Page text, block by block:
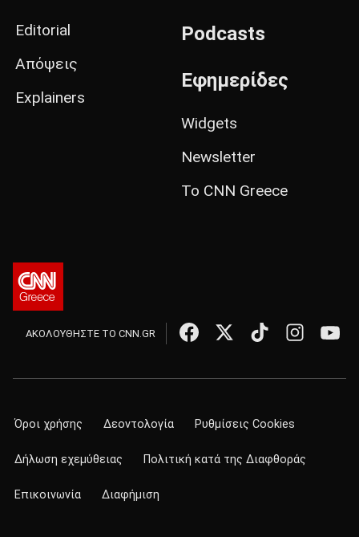
Editorial
Απόψεις
Explainers
Podcasts
Εφημερίδες
Widgets
Newsletter
Το CNN Greece
ΑΚΟΛΟΥΘΗΣΤΕ ΤΟ CNN.GR
Όροι χρήσης Δεοντολογία Ρυθμίσεις Cookies
Δήλωση εχεμύθειας Πολιτική κατά της Διαφθοράς
Επικοινωνία Διαφήμιση